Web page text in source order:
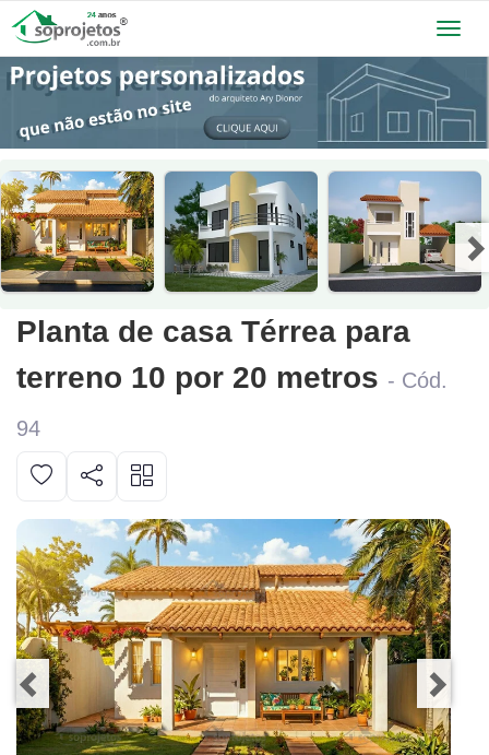
Planta de casa Térrea para
terreno 10 por 20 metros - Cód.
94